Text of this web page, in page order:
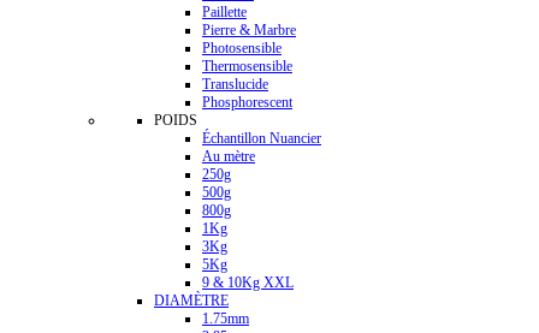
Paillette
Pierre & Marbre
Photosensible
Thermosensible
Translucide
Phosphorescent
POIDS
Échantillon Nuancier
Au mètre
250g
500g
800g
1Kg
3Kg
5Kg
9 & 10Kg XXL
DIAMÈTRE
1.75mm